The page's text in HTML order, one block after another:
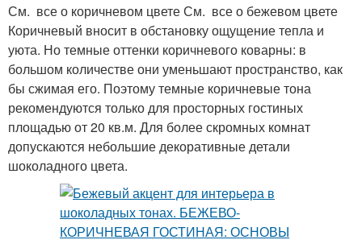
См. все о коричневом цвете См. все о бежевом цвете
Коричневый вносит в обстановку ощущение тепла и
уюта. Но темные оттенки коричневого коварны: в
большом количестве они уменьшают пространство, как
бы сжимая его. Поэтому темные коричневые тона
рекомендуются только для просторных гостиных
площадью от 20 кв.м. Для более скромных комнат
допускаются небольшие декоративные детали
шоколадного цвета.